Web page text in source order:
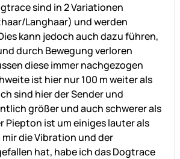
sind in 2 Variationen
Langhaar) und werden
kann jedoch auch dazu führen,
durch Bewegung verloren
diese immer nachgezogen
ist hier nur 100 m weiter als
sind hier der Sender und
größer und auch schwerer als
Piepton ist um einiges lauter als
mir die Vibration und der
hat, habe ich das Dogtrace